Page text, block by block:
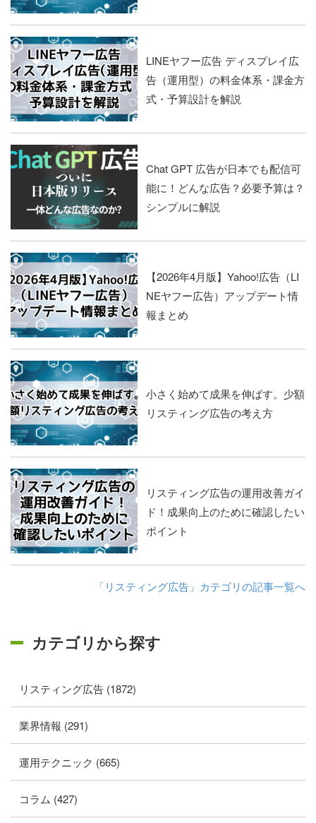
LINEヤフー広告 ディスプレイ広
告（運用型）の料金体系・課金方
式・予算設計を解説
Chat GPT 広告が日本でも配信可
能に！どんな広告？必要予算は？
シンプルに解説
【2026年4月版】Yahoo!広告（LI
NEヤフー広告）アップデート情
報まとめ
小さく始めて成果を伸ばす。少額
リスティング広告の考え方
リスティング広告の運用改善ガイ
ド！成果向上のために確認したい
ポイント
「リスティング広告」カテゴリの記事一覧へ
カテゴリから探す
リスティング広告 (1872)
業界情報 (291)
運用テクニック (665)
コラム (427)